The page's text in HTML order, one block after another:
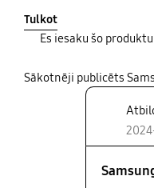
weggelassen, somit
selbst geschlossen
Tulkot
Es iesaku šo
Sākotnēji publicēts